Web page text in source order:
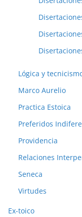
Lógica y
Marco Aurelio
Practica Estoica
Preferidos
Providencia
Relaciones
Seneca
Virtudes
Ex-toico